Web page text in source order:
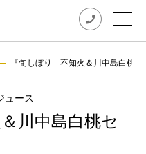
『旬しぼり 不知火＆川中島白桃セ
ュース
川中島白桃セ